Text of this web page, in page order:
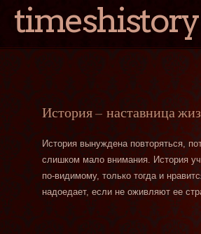
timeshistory
История — наставница
История вынуждена повторяться,
слишком мало внимания. История
по-видимому, только тогда и
надоедает, если не оживляют ее